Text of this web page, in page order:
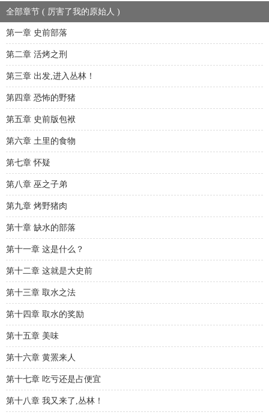
全部章节 ( 厉害了我的原始人 )
第一章 史前部落
第二章 活烤之刑
第三章 出发,进入丛林！
第四章 恐怖的野猪
第五章 史前版包袱
第六章 土里的食物
第七章 怀疑
第八章 巫之子弟
第九章 烤野猪肉
第十章 缺水的部落
第十一章 这是什么？
第十二章 这就是大史前
第十三章 取水之法
第十四章 取水的奖励
第十五章 美味
第十六章 黄罴来人
第十七章 吃亏还是占便宜
第十八章 我又来了,丛林！